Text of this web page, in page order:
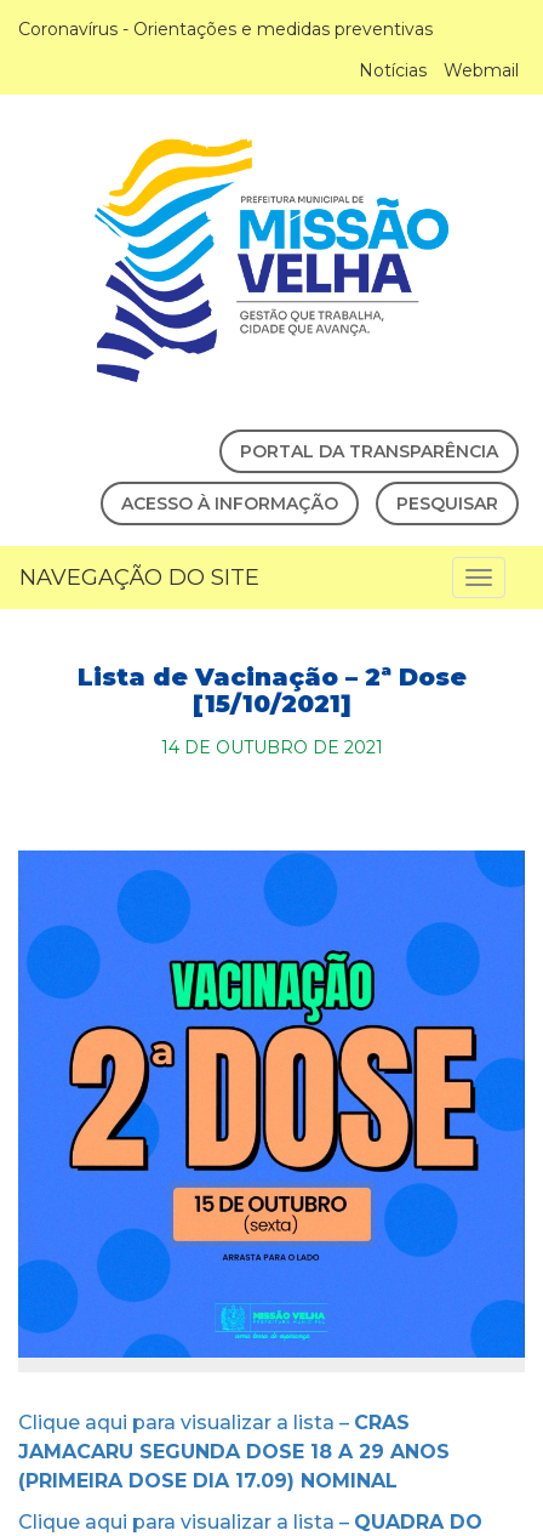
Coronavírus - Orientações e medidas preventivas
Notícias
Webmail
PORTAL DA TRANSPARÊNCIA
ACESSO À INFORMAÇÃO PESQUISAR
NAVEGAÇÃO DO SITE
Lista de Vacinação – 2ª Dose
[15/10/2021]
14 DE OUTUBRO DE 2021
Clique aqui para visualizar a lista – CRAS
JAMACARU SEGUNDA DOSE 18 A 29 ANOS
(PRIMEIRA DOSE DIA 17.09) NOMINAL
Clique aqui para visualizar a lista – QUADRA DO